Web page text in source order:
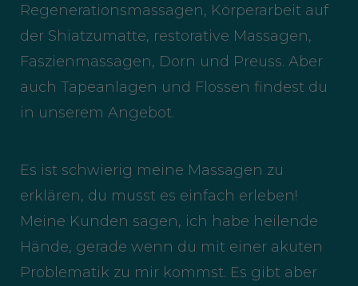
Regenerationsmassagen, Körperarbeit auf
der Shiatzumatte, restorative Massagen,
Faszienmassagen, Dorn und Preuss. Aber
auch Tapeanlagen und Flossen findest du
in unserem Angebot.
Es ist schwierig meine Massagen zu
erklären, du musst es einfach erleben!
Meine Kunden sagen, ich habe heilende
Hände, gerade wenn du mit einer akuten
Problematik zu mir kommst. Es gibt aber